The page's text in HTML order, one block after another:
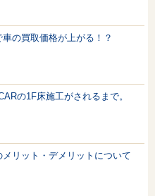
の買取価格が上がる！？
の1F床施工がされるまで。
リット・デメリットについて